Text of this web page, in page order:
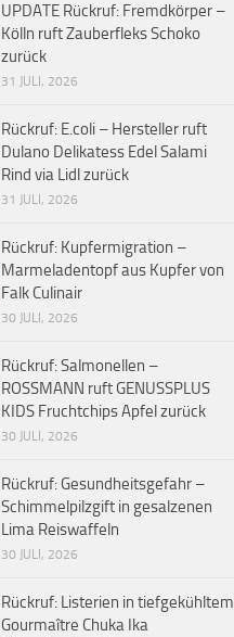
UPDATE Rückruf: Fremdkörper –
Kölln ruft Zauberfleks Schoko
zurück
31 JULI, 2026
Rückruf: E.coli – Hersteller ruft
Dulano Delikatess Edel Salami
Rind via Lidl zurück
31 JULI, 2026
Rückruf: Kupfermigration –
Marmeladentopf aus Kupfer von
Falk Culinair
30 JULI, 2026
Rückruf: Salmonellen –
ROSSMANN ruft GENUSSPLUS
KIDS Fruchtchips Apfel zurück
30 JULI, 2026
Rückruf: Gesundheitsgefahr –
Schimmelpilzgift in gesalzenen
Lima Reiswaffeln
30 JULI, 2026
Rückruf: Listerien in tiefgekühltem
Gourmaître Chuka Ika